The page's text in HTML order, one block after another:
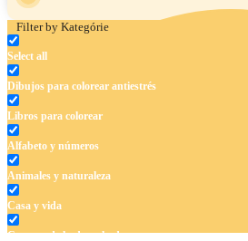
Filter by Kategórie
Select all
Dibujos para colorear antiestrés
Libros para colorear
Alfabeto y números
Animales y naturaleza
Casa y vida
Cuentos de hadas y hadas